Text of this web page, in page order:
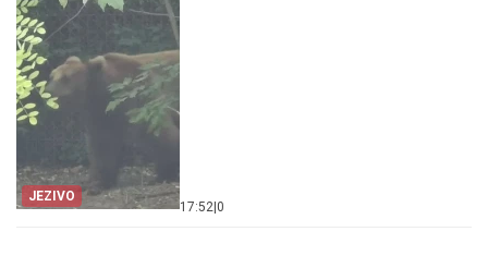
JEZIVO
17:52 0